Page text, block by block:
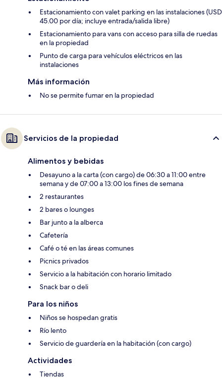
Estacionamiento con valet parking en las instalaciones (USD
45.00 por día; incluye entrada/salida libre)
Estacionamiento para vans con acceso para silla de ruedas
en la propiedad
Punto de carga para vehículos eléctricos en las
instalaciones
Más información
No se permite fumar en la propiedad
Servicios de la propiedad
Alimentos y bebidas
Desayuno a la carta (con cargo) de 06:30 a 11:00 entre
semana y de 07:00 a 13:00 los fines de semana
2 restaurantes
2 bares o lounges
Bar junto a la alberca
Cafetería
Café o té en las áreas comunes
Picnics privados
Servicio a la habitación con horario limitado
Snack bar o deli
Para los niños
Niños se hospedan gratis
Río lento
Servicio de guardería en la habitación (con cargo)
Actividades
Tiendas